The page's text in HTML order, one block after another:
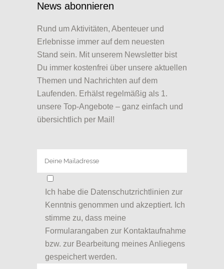
News abonnieren
Rund um Aktivitäten, Abenteuer und
Erlebnisse immer auf dem neuesten
Stand sein. Mit unserem Newsletter bist
Du immer kostenfrei über unsere aktuellen
Themen und Nachrichten auf dem
Laufenden. Erhälst regelmäßig als 1.
unsere Top-Angebote – ganz einfach und
übersichtlich per Mail!
Ich habe die Datenschutzrichtlinien zur
Kenntnis genommen und akzeptiert. Ich
stimme zu, dass meine
Formularangaben zur Kontaktaufnahme
bzw. zur Bearbeitung meines Anliegens
gespeichert werden.